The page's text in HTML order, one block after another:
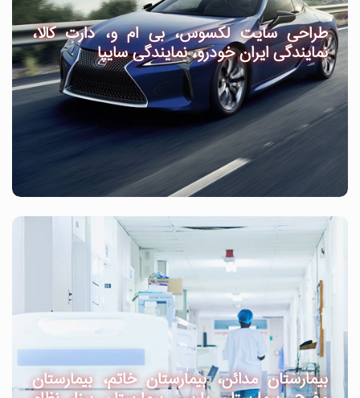
طراحی سایت لکسوس، بی ام و، دارت کالا،
نمایندگی ایران خودرو، نمایندگی سایپا
بیمارستان مدائن، بیمارستان خاتم، بیمارستان